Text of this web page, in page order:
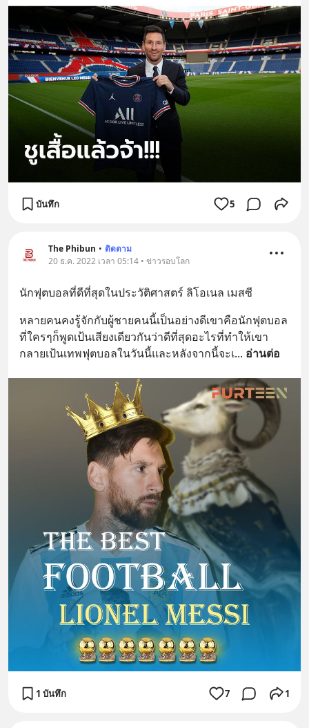
บันทึก 5
The Phibun • ติดตาม
20 ธ.ค. 2022 เวลา 05:14 • ข่าวรอบโลก
นักฟุตบอลที่ดีที่สุดในประวัติศาสตร์ ลิโอเนล เมสซี
หลายคนคงรู้จักกับผู้ชายคนนี้เป็นอย่างดีเขาคือนักฟุตบอล
ที่ใครๆก็พูดเป้นเสียงเดียวกันว่าดีที่สุดอะไรที่ทำให้เขา
กลายเป้นเทพฟุตบอลในวันนี้และหลังจากนี้จะเ... อ่านต่อ
1 บันทึก 7 1